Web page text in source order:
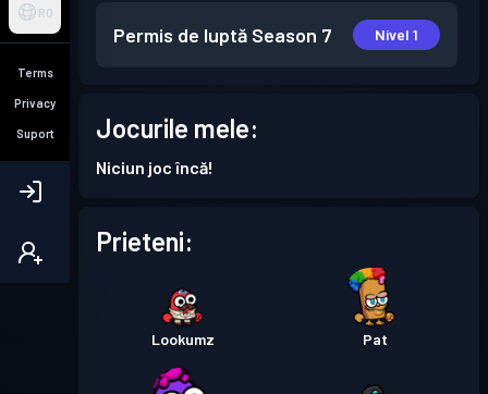
RO
Terms
Privacy
Suport
Permis de luptă Season 7 Nivel 1
Jocurile mele:
Niciun joc încă!
Prieteni:
Lookumz Pat